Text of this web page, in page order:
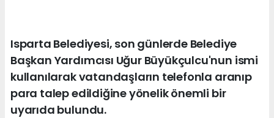
Isparta Belediyesi, son günlerde Belediye
Başkan Yardımcısı Uğur Büyükçulcu'nun ismi
kullanılarak vatandaşların telefonla aranıp
para talep edildiğine yönelik önemli bir
uyarıda bulundu.